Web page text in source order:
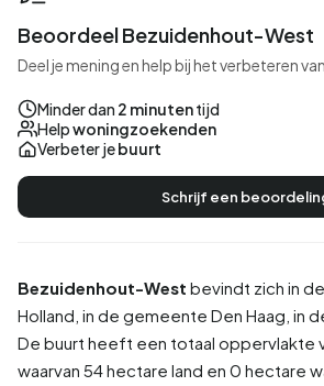
Bezuidenhout-West bevindt zich in
Holland , in de gemeente Den Haag , in
De buurt heeft een totaal oppervlakte
waarvan 54 hectare land en 0 hectare
Beoordeel Bezuidenhout-West
Deel je mening en help bij het verbeteren
Minder dan 2 minutentijd
Helpwoningzoekenden
Verbeter jebuurt
Schrijf een